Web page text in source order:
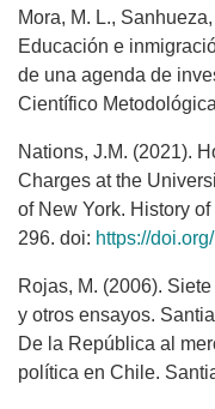
Mora, M. L.,
Educación e
de una agenda de
Científico
Nations, J.M. (2021).
Charges at the
of New York. History
296. doi: https://
Rojas, M. (2006).
y otros ensayos.
De la República al
política en Chile.